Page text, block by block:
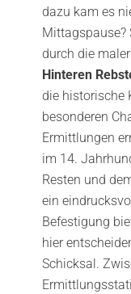
dazu kam es
Mittagspause?
durch die
Hinteren
die historische
besonderen
Ermittlungen
im 14.
Resten und
ein
Befestigung
hier
Schicksal.